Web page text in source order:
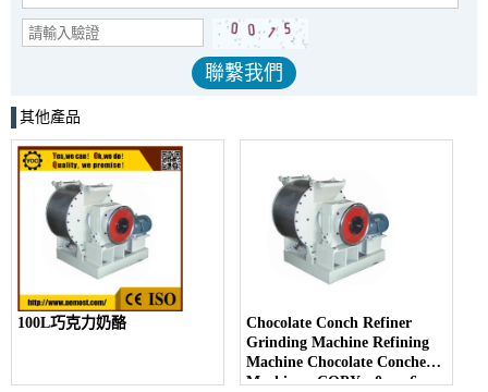
其他產品
100L巧克力奶酪
Chocolate Conch Refiner
Grinding Machine Refining
Machine Chocolate Conche
Machine - COPY - 0uwo6u